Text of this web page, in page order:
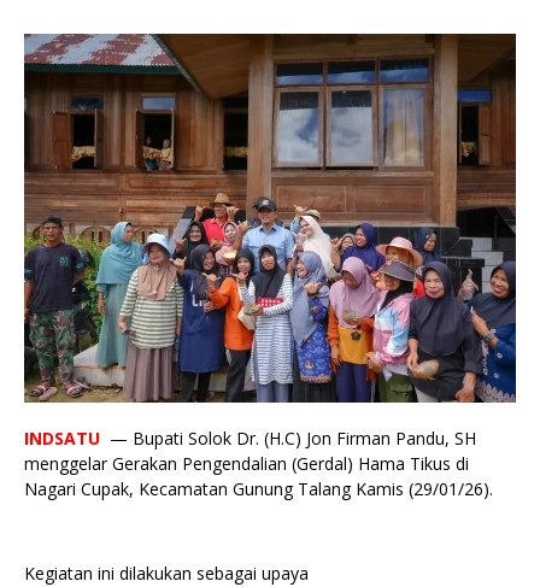
INDSATU — Bupati Solok Dr. (H.C) Jon Firman Pandu, SH
menggelar Gerakan Pengendalian (Gerdal) Hama Tikus di
Nagari Cupak, Kecamatan Gunung Talang Kamis (29/01/26).
Kegiatan ini dilakukan sebagai upaya